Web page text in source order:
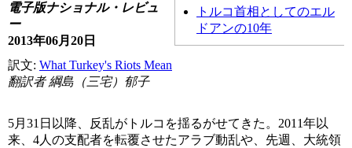
トルコ首相としてのエル
ドアンの10年
電子版ナショナル・レビュ
ー
2013年06月20日
訳文: What Turkey's Riots Mean
翻訳者 綱島（三宅）郁子
5月31日以降、反乱がトルコを揺るがせてきた。2011年以
来、4人の支配者を転覆させたアラブ動乱や、先週、大統領